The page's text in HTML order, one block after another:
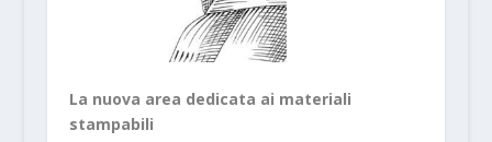
La nuova area dedicata ai materiali
stampabili